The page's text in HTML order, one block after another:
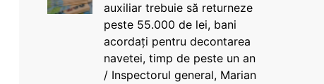
auxiliar trebuie să returneze
peste 55.000 de lei, bani
acordați pentru decontarea
navetei, timp de peste un an
/ Inspectorul general, Marian